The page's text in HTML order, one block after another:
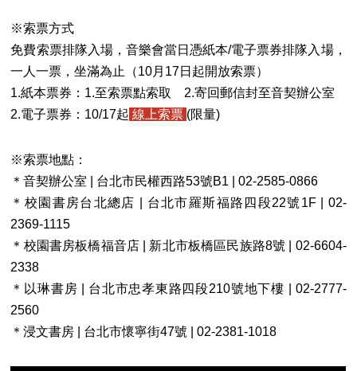
※索票方式
免費索票排隊入場，音樂會當日憑紙本/電子票券排隊入場，
一人一票，坐滿為止（10月17日起開放索票）
1.紙本票券：1.至索票點索取 2.寄回郵信封至音契辦公室
2.電子票券：10/17起 線上索票 (限量)
※索票地點：
＊音契辦公室 | 台北市民權西路53號B1 | 02-2585-0866
＊校園書房台北總店 | 台北市羅斯福路四段22號1F | 02-
2369-1115
＊校園書房板橋福音店 | 新北市板橋區民族路8號 | 02-6604-
2338
＊以琳書房 | 台北市忠孝東路四段210號地下樓 | 02-2777-
2560
＊浸文書房 | 台北市懷寧街47號 | 02-2381-1018